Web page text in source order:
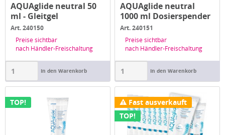
AQUAglide neutral 50
ml - Gleitgel
Art. 240150
Preise sichtbar
nach Händler-Freischaltung
In den Warenkorb
AQUAglide neutral
1000 ml Dosierspender
- Gleitgel
Art. 240151
Preise sichtbar
nach Händler-Freischaltung
In den Warenkorb
TOP!
Fast ausverkauft
TOP!